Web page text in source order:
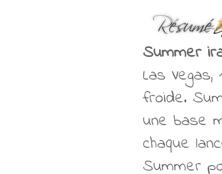
Summer
Las Vegas,
froide.
une base
chaque
Summer